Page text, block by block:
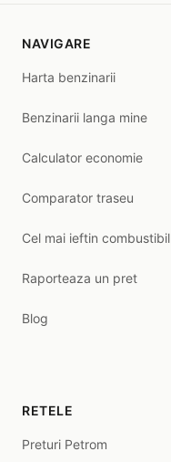
NAVIGARE
Harta benzinarii
Benzinarii langa mine
Calculator economie
Comparator traseu
Cel mai ieftin combustibil
Raporteaza un pret
Blog
RETELE
Preturi Petrom